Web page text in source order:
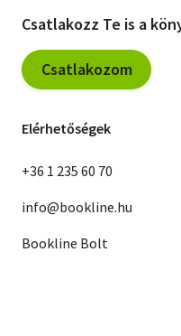
Csatlakozz Te is a
Csatlakozom
Elérhetőségek
+36 1 235 60 70
info@bookline.hu
Bookline Bolt